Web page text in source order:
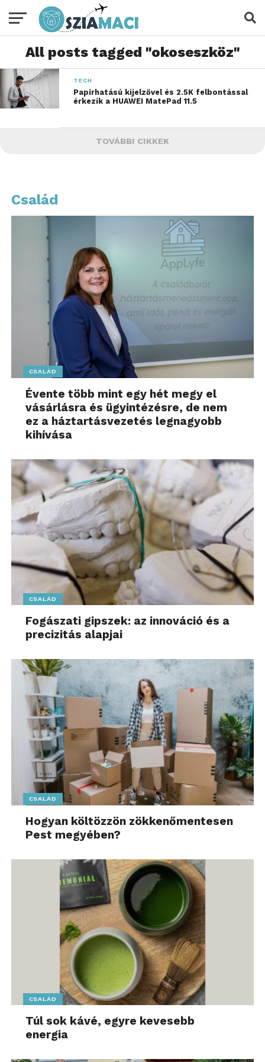
All posts tagged "okoseszköz"
TECH
Papírhatású kijelzővel és 2.5K felbontással
érkezik a HUAWEI MatePad 11.5
TOVÁBBI CIKKEK
Család
CSALÁD
Évente több mint egy hét megy el
vásárlásra és ügyintézésre, de nem
ez a háztartásvezetés legnagyobb
kihívása
CSALÁD
Fogászati gipszek: az innováció és a
precizitás alapjai
CSALÁD
Hogyan költözzön zökkenőmentesen
Pest megyében?
CSALÁD
Túl sok kávé, egyre kevesebb
energia